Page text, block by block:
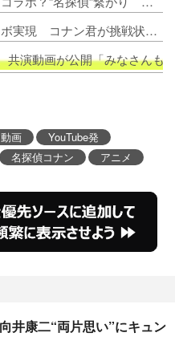
2. コナン『名探偵津田』コラボ実現 コナン君が挑戦状！探し出す企画でファン驚き
共演動画が公開「みなさんも
動画
YouTube発
名探偵コナン アニメ
井康二“両片思い”にキュン